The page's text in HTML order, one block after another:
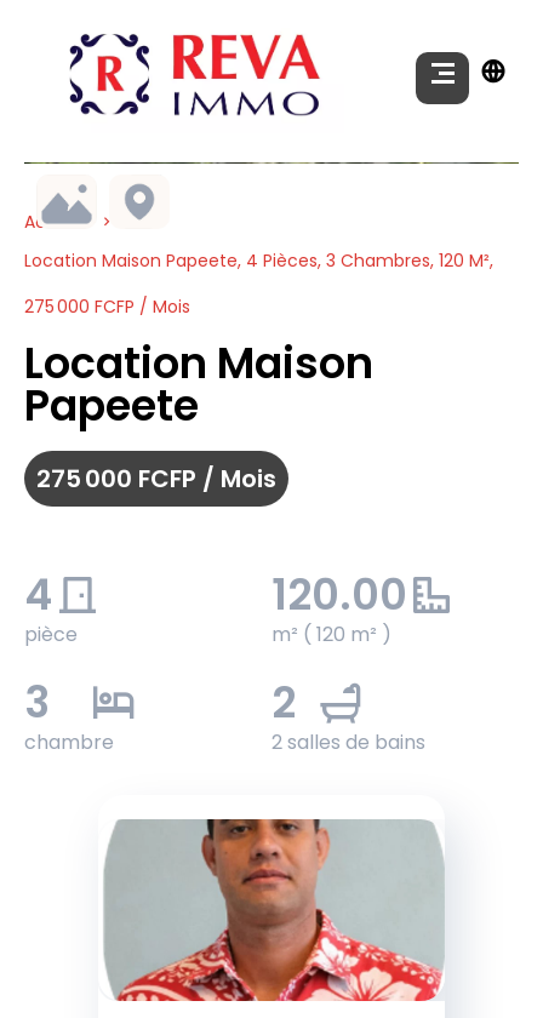
Accueil
Location Maison Papeete, 4 Pièces, 3 Chambres, 120 M²,
275 000 FCFP / Mois
Location Maison
Papeete
275 000 FCFP / Mois
4
pièce
120.00
m² ( 120 m² )
3
chambre
2
2 salles de bains